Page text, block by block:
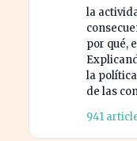
la
por qué,
la
de las
941